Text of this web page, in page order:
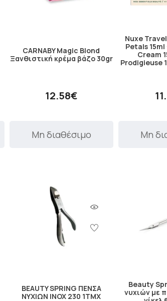
CARNABY Magic Blond
Ξανθιστική κρέμα βάζο 30gr
12.58€
Μη διαθέσιμο
Nuxe
Petals
Cream
Prodigieuse
Μη
BEAUTY SPRING ΠΕΝΣΑ
ΝΥΧΙΩΝ INOX 230 1TMX
Beauty
νυχιών με